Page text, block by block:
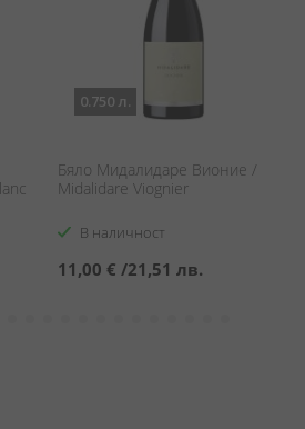
0.750 л.
Бяло Мидалидаре Вионие /
Midalidare Viognier
В наличност
11,00 € /21,51 лв.